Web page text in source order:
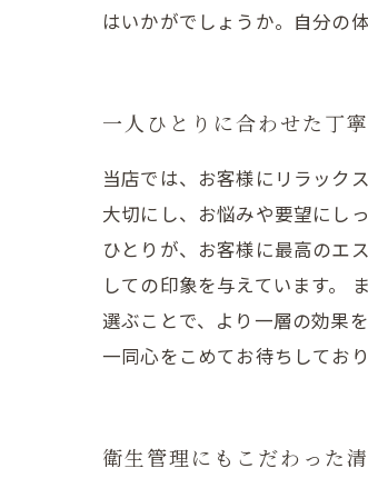
はいかがでしょうか。自分の
一人ひとりに合わせた丁
当店では、お客様にリラック
大切にし、お悩みや要望にし
ひとりが、お客様に最高のエ
しての印象を与えています。
選ぶことで、より一層の効果
一同心をこめてお待ちしており
衛生管理にもこだわった